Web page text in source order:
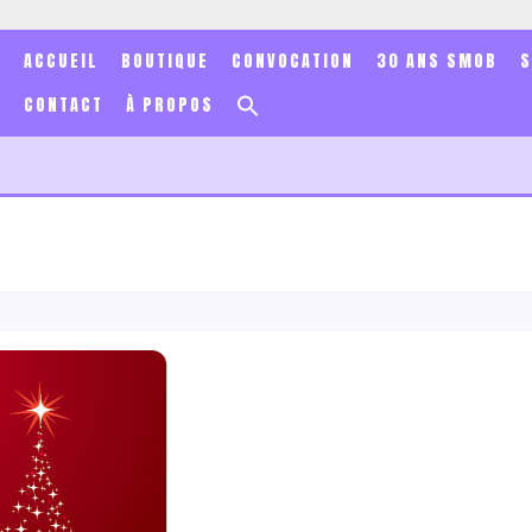
ACCUEIL BOUTIQUE CONVOCATION 30 ANS SMOB
CONTACT
À PROPOS
Search Button